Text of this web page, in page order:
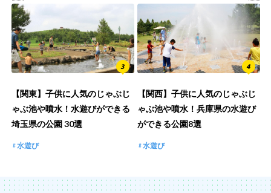
【関東】子供に人気のじゃぶじ
ゃぶ池や噴水！水遊びができる
埼玉県の公園 30選
水遊び
【関西】子供に人気のじゃぶじ
ゃぶ池や噴水！兵庫県の水遊び
ができる公園8選
水遊び